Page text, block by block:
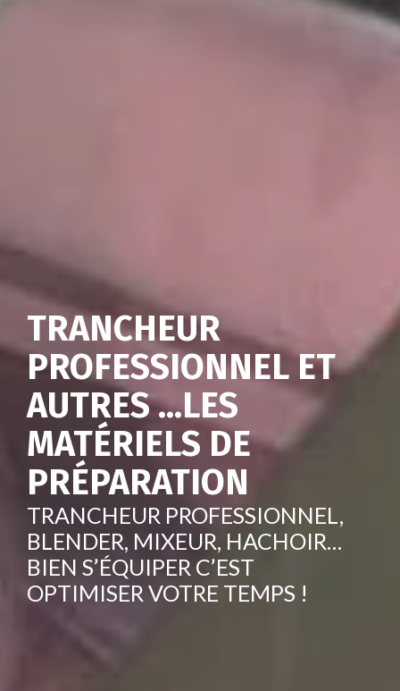
TRANCHEUR
PROFESSIONNEL ET
AUTRES ...LES
MATÉRIELS DE
PRÉPARATION
TRANCHEUR PROFESSIONNEL,
BLENDER, MIXEUR, HACHOIR…
BIEN S’ÉQUIPER C’EST
OPTIMISER VOTRE TEMPS !